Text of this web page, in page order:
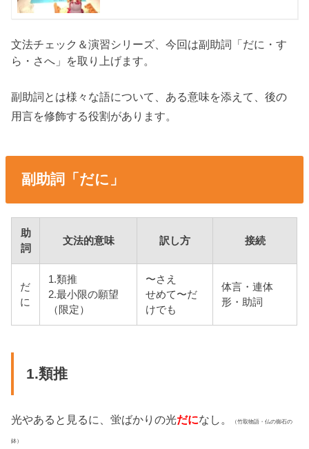
文法チェック＆演習シリーズ、今回は副助詞「だに・す
ら・さへ」を取り上げます。
副助詞とは様々な語について、ある意味を添えて、後の
用言を修飾する役割があります。
副助詞「だに」
助
詞
文法的意味 訳し方 接続
だ
に
1.類推
2.最小限の願望
（限定）
〜さえ
せめて〜だ
けでも
体言・連体
形・助詞
1.類推
光やあると見るに、蛍ばかりの光だになし。 （竹取物語・仏の御石の
鉢）